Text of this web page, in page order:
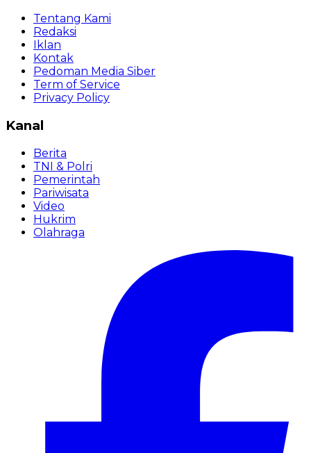
Tentang Kami
Redaksi
Iklan
Kontak
Pedoman Media Siber
Term of Service
Privacy Policy
Kanal
Berita
TNI & Polri
Pemerintah
Pariwisata
Video
Hukrim
Olahraga